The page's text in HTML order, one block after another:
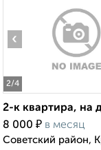
2/4
‹
2-к квартира, на
8 000 ₽ в месяц
Советский район,